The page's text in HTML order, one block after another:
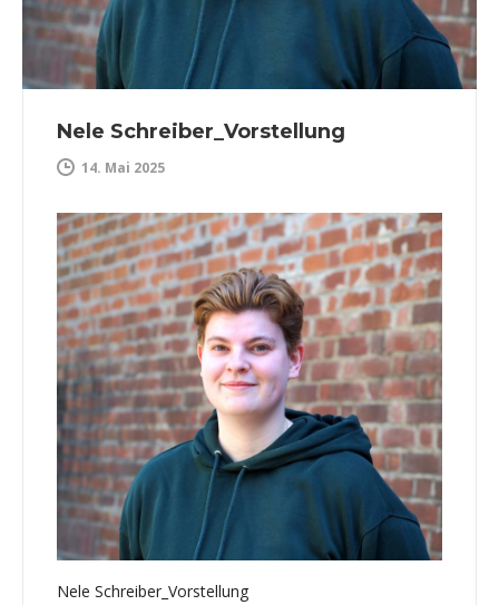
Nele Schreiber_Vorstellung
14. Mai 2025
Nele Schreiber_Vorstellung